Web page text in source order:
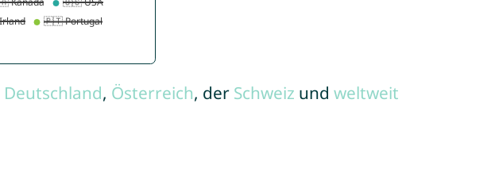
Deutschland, Österreich, der Schweiz und weltweit